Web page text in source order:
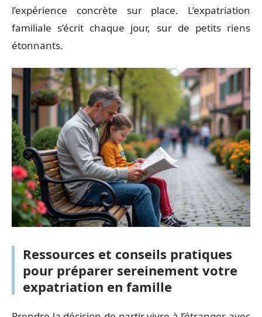
l’expérience concrète sur place. L’expatriation
familiale s’écrit chaque jour, sur de petits riens
étonnants.
Ressources et conseils pratiques
pour préparer sereinement votre
expatriation en famille